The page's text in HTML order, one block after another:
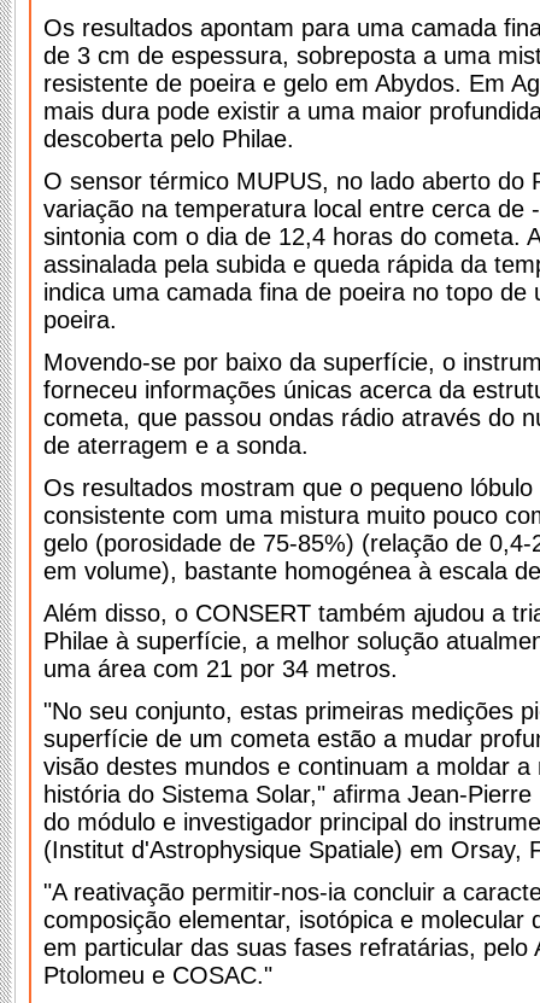
Os resultados apontam para uma camada
de 3 cm de espessura, sobreposta a uma
resistente de poeira e gelo em Abydos. Em
mais dura pode existir a uma maior
descoberta pelo Philae.
O sensor térmico MUPUS, no lado aberto do
variação na temperatura local entre cerca de
sintonia com o dia de 12,4 horas do cometa.
assinalada pela subida e queda rápida da
indica uma camada fina de poeira no topo de
poeira.
Movendo-se por baixo da superfície, o
forneceu informações únicas acerca da
cometa, que passou ondas rádio através do
de aterragem e a sonda.
Os resultados mostram que o pequeno
consistente com uma mistura muito pouco
gelo (porosidade de 75-85%) (relação de
em volume), bastante homogénea à escala
Além disso, o CONSERT também ajudou a
Philae à superfície, a melhor solução
uma área com 21 por 34 metros.
"No seu conjunto, estas primeiras medições
superfície de um cometa estão a mudar
visão destes mundos e continuam a moldar a
história do Sistema Solar," afirma Jean-
do módulo e investigador principal do
(Institut d'Astrophysique Spatiale) em Orsay,
"A reativação permitir-nos-ia concluir a
composição elementar, isotópica e molecular
em particular das suas fases refratárias, pelo
Ptolomeu e COSAC."